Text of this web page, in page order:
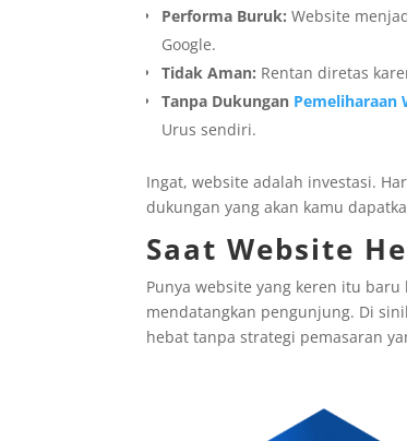
Performa Buruk: Website
Google.
Tidak Aman: Rentan diretas
Tanpa Dukungan Pemeliharaan
Urus sendiri.
Ingat, website adalah investasi.
dukungan yang akan kamu
Saat Website
Punya website yang keren itu
mendatangkan pengunjung. Di
hebat tanpa strategi pemasaran